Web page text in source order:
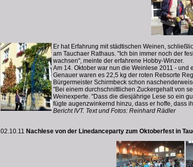
Er hat Erfahrung mit städtischen Weinen,
am Tauchaer Rathaus. "Ich bin immer noch der
wachsen", meinte der erfahrene Hobby-Winzer.
Am 14. Oktober war nun die Weinlese 2011 -
Genauer waren es 22,5 kg der roten Rebsorte
Bürgermeister Schirmbeck schon
"Bei einem durchschnittlichen Zuckergehalt von
Weinexperte. "Dass die diesjährige Lese so ein
fügte augenzwinkernd hinzu, dass er hoffe, dass
Bericht IVT. Text und Fotos: Reinhard Rädler
02.10.11 Nachlese von der Linedanceparty zum Oktoberfest in